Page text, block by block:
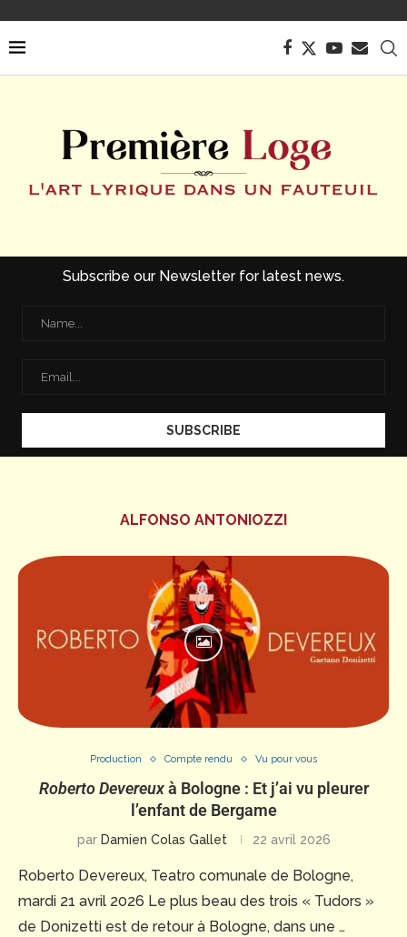
Subscribe our Newsletter for latest news.
ALFONSO ANTONIOZZI
Production Compte rendu Vu pour vous
Roberto Devereuxà Bologne : Et j’ai vu pleurer
l’enfant de Bergame
par Damien Colas Gallet 22 avril 2026
Roberto Devereux, Teatro comunale de Bologne,
mardi 21 avril 2026 Le plus beau des trois « Tudors »
de Donizetti est de retour à Bologne, dans une …